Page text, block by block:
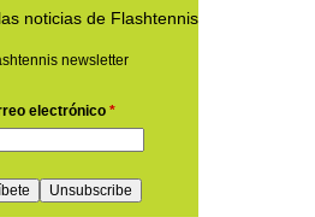
noticias de Flashtennis
newsletter
electrónico *